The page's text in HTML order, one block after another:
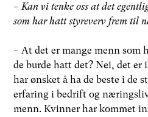
–Kan vi tenke oss at det
som har hatt styreverv frem til
– At det er mange menn som
de burde hatt det? Nei, det er
har ønsket å ha de beste i de
erfaring i bedrift og
menn. Kvinner har kommet